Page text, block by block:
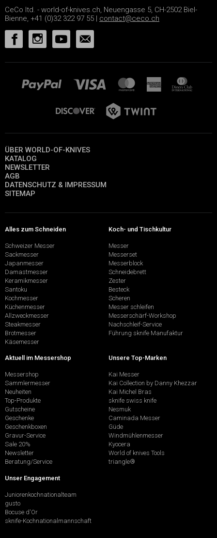
CeCo ltd. - world-of-knives.ch, Neuengasse 5, CH-2502 Biel-
Bienne, +41 (0)32 322 97 55 | contact@ceco.ch
ÜBER WORLD-OF-KNIVES
KATALOG
NEWSLETTER
AGB
DATENSCHUTZ & IMPRESSUM
SITEMAP
Alles zum Schneiden
Schweizer Messer
Sackmesser
Japanmesser
Damastmesser
Keramikmesser
Santoku
Kochmesser
Küchenmesser
Allzweckmesser
Steakmesser
Brotmesser
Käsemesser
Koch- und Tischkultur
Messer
Messerset
Messerblock
Schneidebrett
Zester
Besteck
Scheren
Messer schleifen
Messerschärf-Workshop
Nachschleif-Service
Führung sknife Manufaktur
Aktuell im Messershop
Messershop
Sammlermesser
Neuheiten
Top-Produkte
Gutscheine
Geschenke
Geschenkboxen
Gravur-Service
Sale 20%
Newsletter
Beratung/Service
Unsere Top-Marken
Kai Messer
Kai Collection by Danny Khezzar
Kai Michel Bras
sknife swiss knife
Nesmuk
Caminada Messer
Güde
Windmühlenmesser
Kyocera
World of knives Tools
triangle®
Unser Engagement
Juniorenkochnationalteam
gusto
Bocuse d'Or
sknife-Kochnationalmannschaft